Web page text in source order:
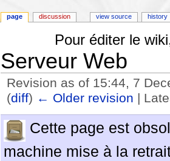
Pour éditer le
Serveur Web
Revision as of 15:44, 7
(diff) ← Older revision |
Cette page est
machine mise à la
page discussion view source history